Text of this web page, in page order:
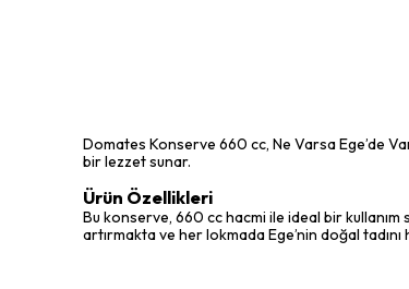
Domates Konserve 660 cc, Ne Varsa Ege’de
bir lezzet sunar.
Ürün Özellikleri
Bu konserve, 660 cc hacmi ile ideal bir
artırmakta ve her lokmada Ege’nin doğal